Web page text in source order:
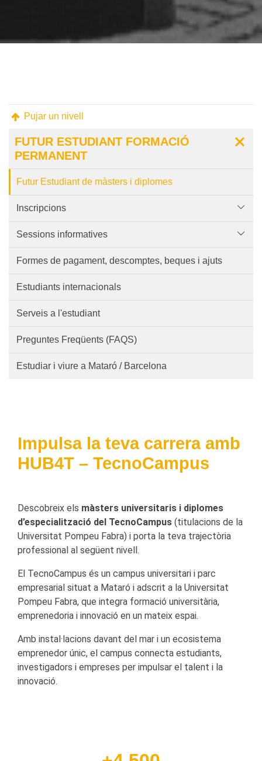
Pujar un nivell
FUTUR ESTUDIANT FORMACIÓ
PERMANENT
Futur Estudiant de màsters i diplomes
Inscripcions
Sessions informatives
Formes de pagament, descomptes, beques i ajuts
Estudiants internacionals
Serveis a l'estudiant
Preguntes Freqüents (FAQS)
Estudiar i viure a Mataró / Barcelona
Impulsa la teva carrera amb
HUB4T – TecnoCampus
Descobreix els màsters universitaris i diplomes
d’especialització del TecnoCampus (titulacions de la
Universitat Pompeu Fabra) i porta la teva trajectòria
professional al següent nivell.
El TecnoCampus és un campus universitari i parc
empresarial situat a Mataró i adscrit a la Universitat
Pompeu Fabra, que integra formació universitària,
emprenedoria i innovació en un mateix espai.
Amb instal·lacions davant del mar i un ecosistema
emprenedor únic, el campus connecta estudiants,
investigadors i empreses per impulsar el talent i la
innovació.